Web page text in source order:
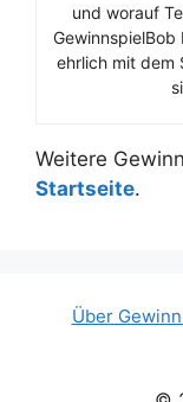
und worauf
ehrlich mit dem
Weitere
Startseite.
Über